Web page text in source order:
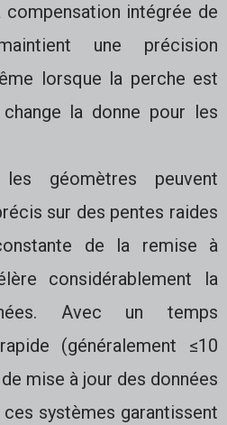
intégrée de
une précision
lorsque la perche est
la donne pour les
géomètres peuvent
sur des pentes raides
de la remise à
considérablement la
Avec un temps
(généralement ≤10
mise à jour des données
systèmes garantissent